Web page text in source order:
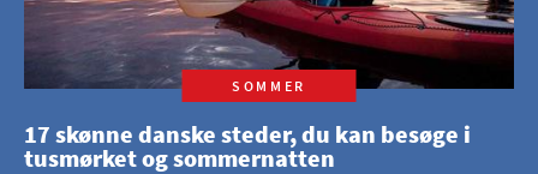
SOMMER
17 skønne danske steder, du kan besøge i
tusmørket og sommernatten